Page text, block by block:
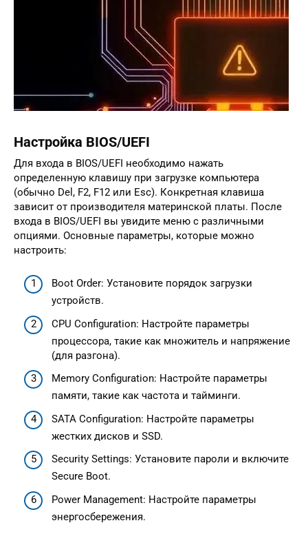
Настройка BIOS/UEFI
Для входа в BIOS/UEFI необходимо нажать
определенную клавишу при загрузке компьютера
(обычно Del, F2, F12 или Esc). Конкретная клавиша
зависит от производителя материнской платы. После
входа в BIOS/UEFI вы увидите меню с различными
опциями. Основные параметры, которые можно
настроить:
Boot Order: Установите порядок загрузки
устройств.
CPU Configuration: Настройте параметры
процессора, такие как множитель и напряжение
(для разгона).
Memory Configuration: Настройте параметры
памяти, такие как частота и тайминги.
SATA Configuration: Настройте параметры
жестких дисков и SSD.
Security Settings: Установите пароли и включите
Secure Boot.
Power Management: Настройте параметры
энергосбережения.